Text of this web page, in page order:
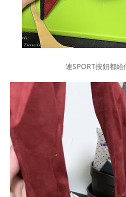
連SPORT按鈕都